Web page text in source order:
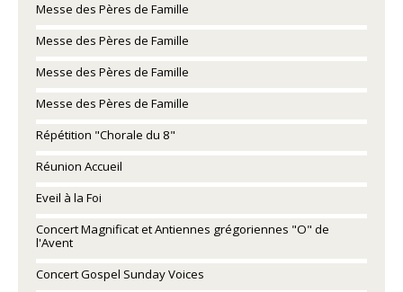
Messe des Pères de Famille
Messe des Pères de Famille
Messe des Pères de Famille
Messe des Pères de Famille
Répétition "Chorale du 8"
Réunion Accueil
Eveil à la Foi
Concert Magnificat et Antiennes grégoriennes "O" de
l'Avent
Concert Gospel Sunday Voices